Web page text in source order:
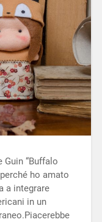
“Buffalo
ho amato
a integrare
in un